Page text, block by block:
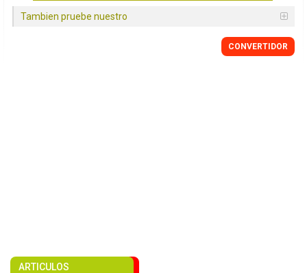
Tambien pruebe nuestro
CONVERTIDOR
ARTICULOS